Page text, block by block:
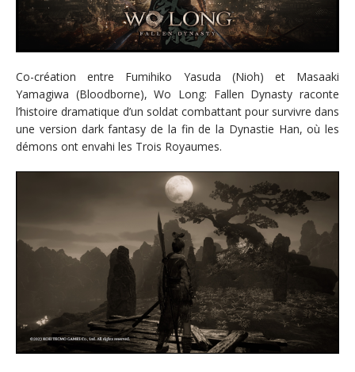
Co-création entre Fumihiko Yasuda (Nioh) et Masaaki
Yamagiwa (Bloodborne), Wo Long: Fallen Dynasty raconte
l’histoire dramatique d’un soldat combattant pour survivre dans
une version dark fantasy de la fin de la Dynastie Han, où les
démons ont envahi les Trois Royaumes.